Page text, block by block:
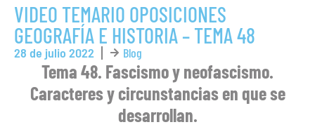
VIDEO TEMARIO OPOSICIONES
GEOGRAFÍA E HISTORIA – TEMA 48
28 de julio 2022 Blog
Tema 48. Fascismo y neofascismo.
Caracteres y circunstancias en que se
desarrollan.